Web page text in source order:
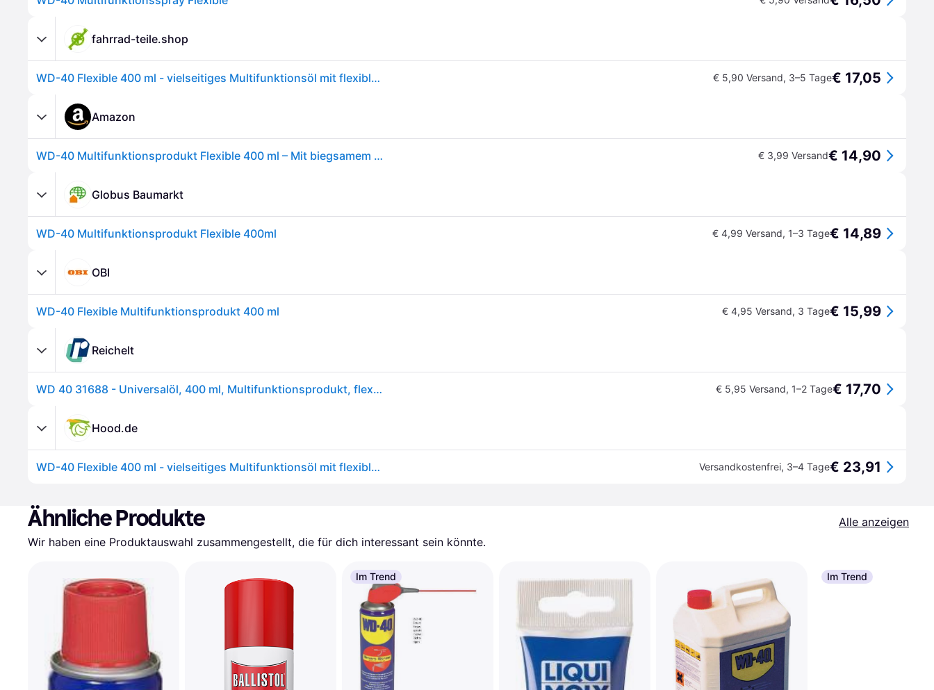
fahrrad-teile.shop
WD-40 Flexible 400 ml - vielseitiges Multifunktionsöl mit flexiblem Sprührohr € 5,90 Versand, 3–5 Tage€ 17,05
Amazon
WD-40 Multifunktionsprodukt Flexible 400 ml – Mit biegsamem Sprührohr für enge Stellen, löst festsitzende Mechaniken & Rost, beseitigt Quietschen, verdrängt Feuchtigkeit, schützt & reinigt € 3,99 Versand€ 14,90
Globus Baumarkt
WD-40 Multifunktionsprodukt Flexible 400ml € 4,99 Versand, 1–3 Tage€ 14,89
OBI
WD-40 Flexible Multifunktionsprodukt 400 ml € 4,95 Versand, 3 Tage€ 15,99
Reichelt
WD 40 31688 - Universalöl, 400 ml, Multifunktionsprodukt, flexible € 5,95 Versand, 1–2 Tage€ 17,70
Hood.de
WD-40 Flexible 400 ml - vielseitiges Multifunktionsöl mit flexiblem Spréhrohr Versandkostenfrei, 3–4 Tage€ 23,91
Ähnliche Produkte
Alle anzeigen
Wir haben eine Produktauswahl zusammengestellt, die für dich interessant sein könnte.
Im Trend Im Trend